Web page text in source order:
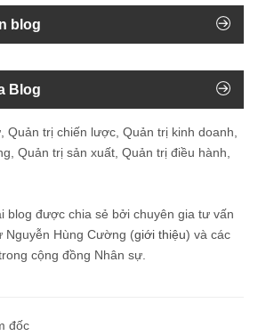
blog
Blog
Quản trị chiến lược, Quản trị kinh doanh,
Quản trị sản xuất, Quản trị điều hành,
blog được chia sẻ bởi chuyên gia tư vấn
Nguyễn Hùng Cường (giới thiệu) và các
cộng đồng Nhân sự.
đốc